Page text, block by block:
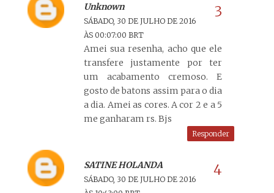
Unknown
SÁBADO, 30 DE JULHO DE 2016
ÀS 00:07:00 BRT
Amei sua resenha, acho que ele
transfere justamente por ter
um acabamento cremoso. E
gosto de batons assim para o dia
a dia. Amei as cores. A cor 2 e a 5
me ganharam rs. Bjs
Responder
SATINE HOLANDA
SÁBADO, 30 DE JULHO DE 2016